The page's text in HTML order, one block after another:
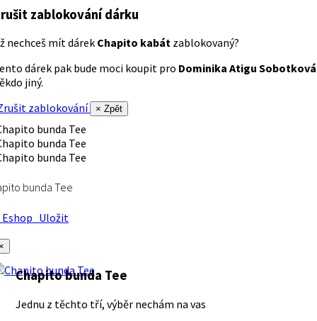
zablokování dárku
nechceš mít dárek Chapito kabát zablokovaný?
dárek pak bude moci koupit pro Dominika Atigu Sobotková
jiný.
zablokování
× Zpět
bunda Tee
Uložit
Chapito bunda Tee
Jednu z těchto tří, výběr nechám na vas